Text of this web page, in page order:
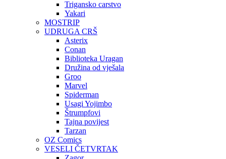
Trigansko carstvo
Yakari
MOSTRIP
UDRUGA CRŠ
Asterix
Conan
Biblioteka Uragan
Družina od vješala
Groo
Marvel
Spiderman
Usagi Yojimbo
Štrumpfovi
Tajna povijest
Tarzan
OZ Comics
VESELI ČETVRTAK